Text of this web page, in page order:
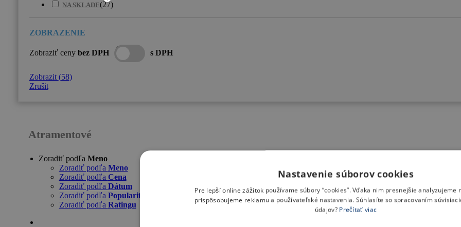
NA SKLADE(27)
Zobraziť ceny bez DPH s DPH
Zobrazit (58)
Zrušit
Atramentové
Zoradiť podľa Meno
Zoradiť podľa Meno
Zoradiť podľa Cena
Zoradiť podľa Dátum
Zoradiť podľa Popularity
Zoradiť podľa Ratingu
Nastavenie súborov cookies
Pre lepší online zážitok používame súbory “cookies”. Vďaka nim presnejšie analyzujeme
prispôsobujeme reklamu a používateľské nastavenia. Súhlasíte so spracovaním
údajov? Prečítať viac